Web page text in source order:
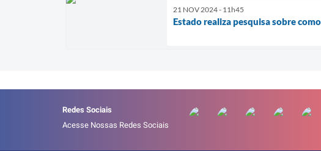
21 NOV 2024 - 11h45
Estado realiza pesquisa sobre
Redes Sociais
Acesse Nossas Redes Sociais